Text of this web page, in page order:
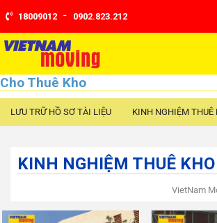
18009012 - 0902.823.212
Cho Thuê Kho
LƯU TRỮ HỒ SƠ TÀI LIỆU KINH NGHIỆM THUÊ
KINH NGHIỆM THUÊ KHO
VietNam